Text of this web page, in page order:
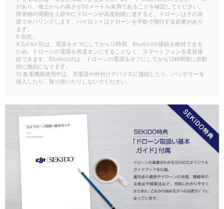
があり、地上からの高さが30メートル未満であることを確認してください。
障害物の周囲を上昇中にドローンが高度制限に達すると、ドローンはその高
度でホバリングします。パイロットはドローンを手動で飛行する必要があり
ます。
8.別売。
9.DJI Air 3Sは、電源をオフにしてから12時間、Bluetooth接続を維持できる
ため、ドローンの電源を再度オンにすることなく、スマートフォンを直接接
続できます。Bluetoothは、ドローンの電源をオフにしてから12時間後に自動
的に無効になります。
10.集電機能使用中は、充電器や外付けデバイスに接続したり、バッテリーを
挿入したり、取り除いたりしないでください。